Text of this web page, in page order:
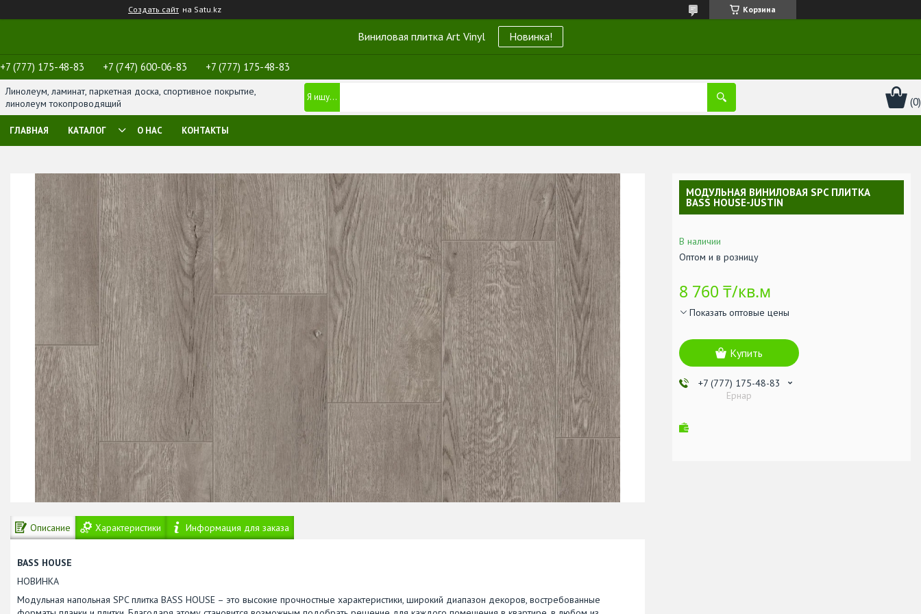
Создать сайт на Satu.kz Корзина
Виниловая плитка Art Vinyl Новинка!
+7 (777) 175-48-83 +7 (747) 600-06-83 +7 (777) 175-48-83
Линолеум, ламинат, паркетная доска, спортивное покрытие,
линолеум токопроводящий
ГЛАВНАЯ КАТАЛОГ О НАС КОНТАКТЫ
Описание Характеристики Информация для заказа
BASS HOUSE
НОВИНКА
Модульная напольная SPC плитка BASS HOUSE – это высокие прочностные характеристики, широкий диапазон декоров, востребованные
МОДУЛЬНАЯ ВИНИЛОВАЯ SPC ПЛИТКА
BASS HOUSE-JUSTIN
В наличии
Оптом и в розницу
8 760 ₸/кв.м
Показать оптовые цены
Купить
+7 (777) 175-48-83
Ернар